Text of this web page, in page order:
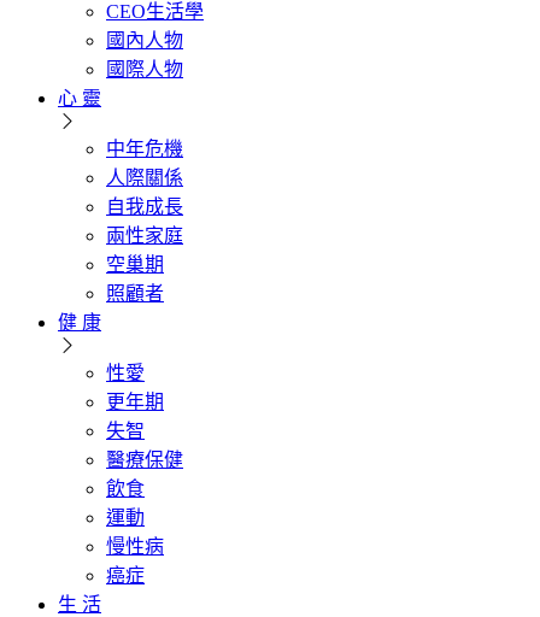
CEO生活學
國內人物
國際人物
心 靈
中年危機
人際關係
自我成長
兩性家庭
空巢期
照顧者
健 康
性愛
更年期
失智
醫療保健
飲食
運動
慢性病
癌症
生 活